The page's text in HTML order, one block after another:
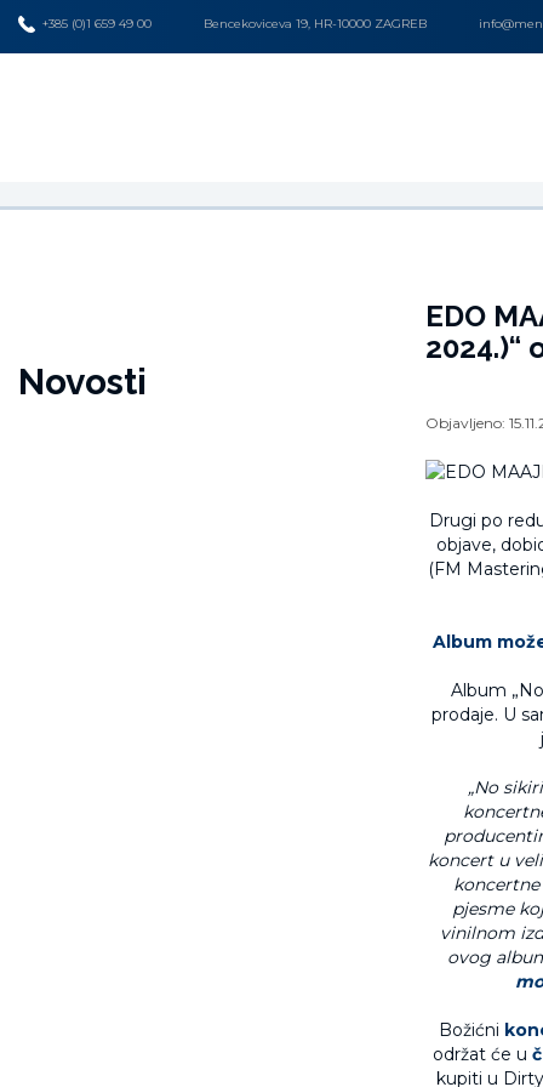
+385 (0)1 659 49 00 Bencekoviceva 19, HR-10000 ZAGREB
Novosti
EDO
2024.)“
Objavljeno:
Drugi po
objave,
(FM
Album
Album
prodaje. U
„No
koncert u
pjesme
vinilnom
ovog
Božićni
održat će u
kupiti u